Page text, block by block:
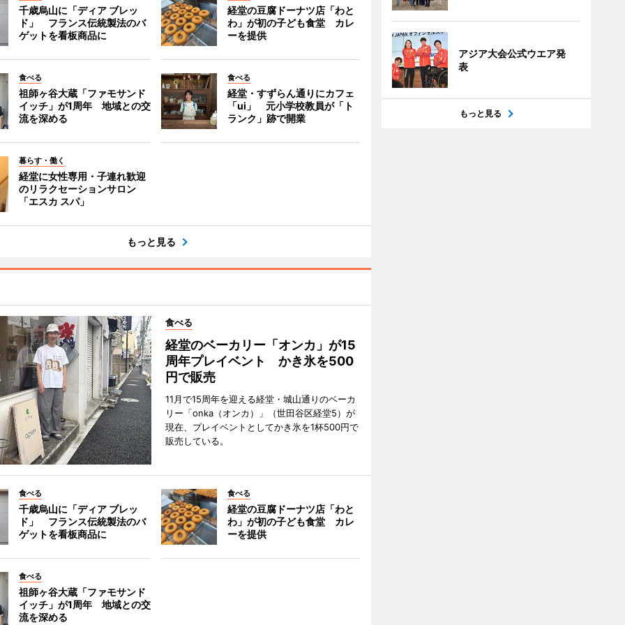
千歳烏山に「ディア ブレッ
ド」 フランス伝統製法のバ
ゲットを看板商品に
経堂の豆腐ドーナツ店「わと
わ」が初の子ども食堂 カレ
ーを提供
食べる
祖師ヶ谷大蔵「ファモサンド
イッチ」が1周年 地域との交
流を深める
食べる
経堂・すずらん通りにカフェ
「ui」 元小学校教員が「ト
ランク」跡で開業
暮らす・働く
経堂に女性専用・子連れ歓迎
のリラクセーションサロン
「エスカ スパ」
もっと見る
食べる
経堂のベーカリー「オンカ」が15
周年プレイベント かき氷を500
円で販売
11月で15周年を迎える経堂・城山通りのベーカ
リー「onka（オンカ）」（世田谷区経堂5）が
現在、プレイベントとしてかき氷を1杯500円で
販売している。
食べる
千歳烏山に「ディア ブレッ
ド」 フランス伝統製法のバ
ゲットを看板商品に
食べる
経堂の豆腐ドーナツ店「わと
わ」が初の子ども食堂 カレ
ーを提供
食べる
祖師ヶ谷大蔵「ファモサンド
イッチ」が1周年 地域との交
流を深める
アジア大会公式ウエア発
表
もっと見る